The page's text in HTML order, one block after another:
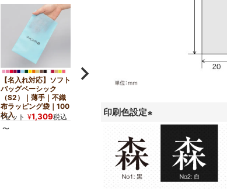
【名入れ対応】ソフト
バッグベーシック
（S2）｜薄手｜不織
布ラッピング袋｜100
枚入
1セット ¥1,309税込
〜
【小ロット】ソフトバ
布ラッピング袋｜10
1セット ¥1,034税込
印刷色設定
須